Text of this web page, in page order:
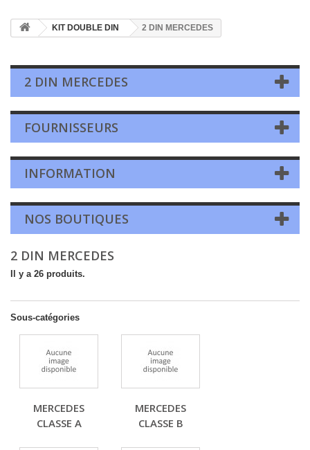
KIT DOUBLE DIN 2 DIN MERCEDES
2 DIN MERCEDES
FOURNISSEURS
INFORMATION
NOS BOUTIQUES
2 DIN MERCEDES
Il y a 26 produits.
Sous-catégories
MERCEDES
CLASSE A
MERCEDES
CLASSE B